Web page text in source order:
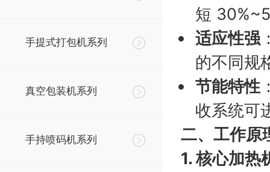
手提式打包机系列
真空包装机系列
手持喷码机系列
短
适应性强
的不同规
节能特性
收系统可
二、工作原
1. 核心加热